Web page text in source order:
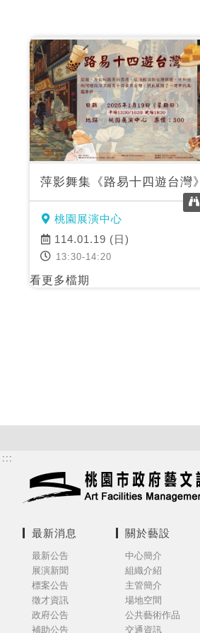
萍影舞集《路易十四遊台灣》
桃園展演中心
114.01.19 (日)
13:30-14:20
看更多檔期
:::
最新消息
最新公告
展演新聞
標案公告
徵才資訊
政府公告
補助公告
關於藝設
中心簡介
組織介紹
主管簡介
場地空間
公共藝術作品
交通資訊